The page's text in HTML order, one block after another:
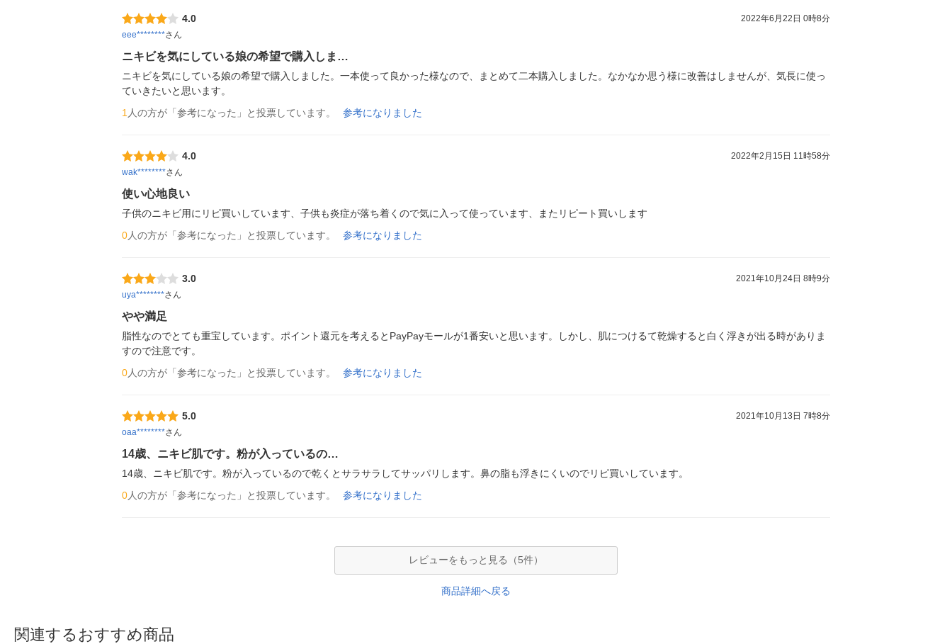
4.0
2022年6月22日 0時8分
eee********さん
ニキビを気にしている娘の希望で購入しま…
ニキビを気にしている娘の希望で購入しました。一本使って良かった様なので、まとめて二本購入しました。なかなか思う様に改善はしませんが、気長に使っ
ていきたいと思います。
1 人の方が「参考になった」と投票しています。 参考になりました
4.0
2022年2月15日 11時58分
wak********さん
使い心地良い
子供のニキビ用にリピ買いしています、子供も炎症が落ち着くので気に入って使っています、またリピート買いします
0人の方が「参考になった」と投票しています。 参考になりました
3.0
2021年10月24日 8時9分
uya********さん
やや満足
脂性なのでとても重宝しています。ポイント還元を考えるとPayPayモールが1番安いと思います。しかし、肌につけるて乾燥すると白く浮きが出る時がありま
すので注意です。
0人の方が「参考になった」と投票しています。 参考になりました
5.0
2021年10月13日 7時8分
oaa********さん
14歳、ニキビ肌です。粉が入っているの…
14歳、ニキビ肌です。粉が入っているので乾くとサラサラしてサッパリします。鼻の脂も浮きにくいのでリピ買いしています。
0人の方が「参考になった」と投票しています。 参考になりました
レビューをもっと見る（5件）
商品詳細へ戻る
関連するおすすめ商品